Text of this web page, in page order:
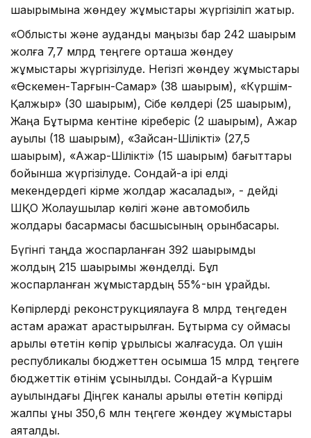
шақырымына жөндеу жұмыстары жүргізіліп жатыр.
«Облыстық және аудандық маңызы бар 242 шақырым
жолға 7,7 млрд теңгеге орташа жөндеу
жұмыстары жүргізілуде. Негізгі жөндеу жұмыстары
«Өскемен-Тарғын-Самар» (38 шақырым), «Күршім-
Қалжыр» (30 шақырым), Сібе көлдері (25 шақырым),
Жаңа Бұқтырма кентіне кіреберіс (2 шақырым), Ақжар
ауылы (18 шақырым), «Зайсан-Шілікті» (27,5
шақырым), «Ақжар-Шілікті» (15 шақырым) бағыттары
бойынша жүргізілуде. Сондай-ақ ірі елді
мекендердегі кірме жолдар жасалады», - дейді
ШҚО Жолаушылар көлігі және автомобиль
жолдары басқармасы басшысының орынбасары.
Бүгінгі таңда жоспарланған 392 шақырымдық
жолдың 215 шақырымы жөнделді. Бұл
жоспарланған жұмыстардың 55%-ын құрайды.
Көпірлерді реконструкциялауға 8 млрд теңгеден
астам қаражат қарастырылған. Бұқтырма су қоймасы
арқылы өтетін көпір құрылысы жалғасуда. Ол үшін
республикалық бюджеттен қосымша 15 млрд теңгеге
бюджеттік өтінім ұсынылды. Сондай-ақ Күршім
ауылындағы Діңгек каналы арқылы өтетін көпірді
жалпы құны 350,6 млн теңгеге жөндеу жұмыстары
аяқталды.